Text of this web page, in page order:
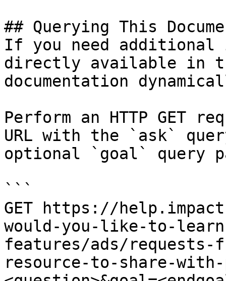
## Querying This
If you need
directly available in
documentation
Perform an HTTP GET
URL with the `ask`
optional `goal` query
```
GET https://
would-you-like-to-
features/ads/requests-
resource-to-share-with-